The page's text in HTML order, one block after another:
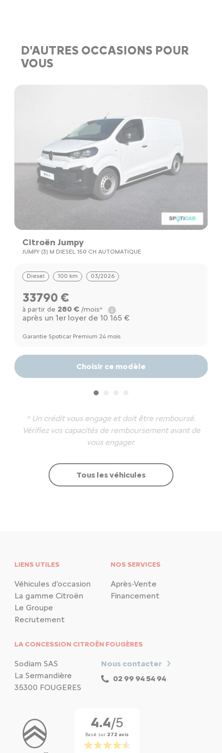
D'AUTRES OCCASIONS POUR
VOUS
Citroën Jumpy
JUMPY (3) M DIESEL 150 CH AUTOMATIQUE
Diesel 100 km 03/2026
33790 €
à partir de 280 €/mois*
après un 1er loyer de 10 165 €
Garantie Spoticar Premium 24 mois
Choisir ce modèle
* Un crédit vous engage et doit être remboursé.
Vérifiez vos capacités de remboursement avant de
vous engager.
Tous les véhicules
LIENS UTILES
Véhicules d’occasion
La gamme Citroën
Le Groupe
Recrutement
NOS SERVICES
Après-Vente
Financement
LA CONCESSION CITROËN FOUGÈRES
Sodiam SAS
La Sermandière
35300 FOUGERES
Nous contacter
02 99 94 54 94
4.4/5
Basé sur 272 avis